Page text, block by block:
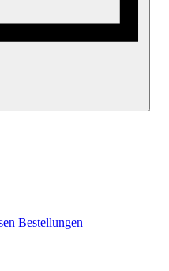
Bestellungen